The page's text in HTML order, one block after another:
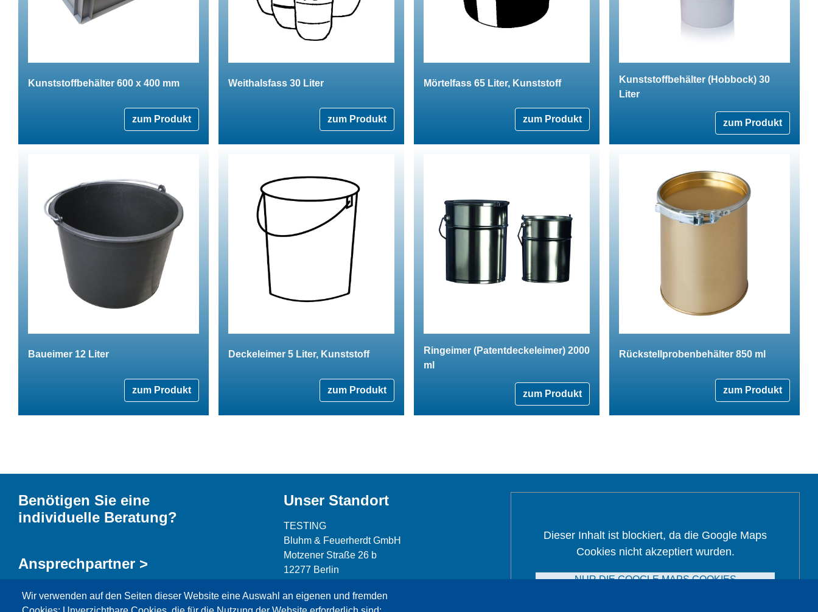
Kunststoffbehälter 600 x 400 mm
zum Produkt
Weithalsfass 30 Liter
zum Produkt
Mörtelfass 65 Liter, Kunststoff
zum Produkt
Kunststoffbehälter (Hobbock) 30
Liter
zum Produkt
Baueimer 12 Liter
zum Produkt
Deckeleimer 5 Liter, Kunststoff
zum Produkt
Ringeimer (Patentdeckeleimer) 2000
ml
zum Produkt
Rückstellprobenbehälter 850 ml
zum Produkt
Wir verwenden auf den Seiten dieser Website eine Auswahl an eigenen und fremden
Benötigen Sie eine
individuelle Beratung?
Ansprechpartner >
Unser Standort
TESTING
Bluhm & Feuerherdt GmbH
Motzener Straße 26 b
12277 Berlin
Telefax: +49 30 7109645-98
Dieser Inhalt ist blockiert, da die Google Maps
Cookies nicht akzeptiert wurden.
NUR DIE GOOGLE MAPS COOKIES